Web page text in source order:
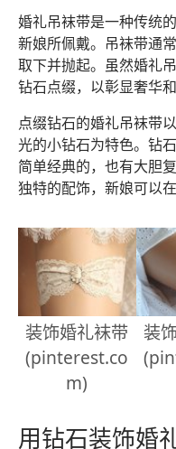
婚礼吊袜带是一种传统
新娘所佩戴。吊袜带通
取下并抛起。虽然婚礼
钻石点缀，以彰显奢华和
点缀钻石的婚礼吊袜带
光的小钻石为特色。钻
简单经典的，也有大胆
独特的配饰，新娘可以
装饰婚礼袜带
(pinterest.co
m)
装
用钻石装饰婚